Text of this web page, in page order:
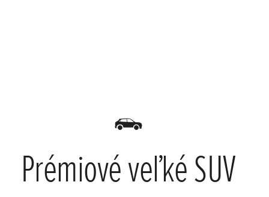
Prémiové veľké SUV